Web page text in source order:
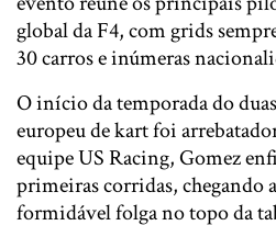
global da F4, com grids
30 carros e inúmeras
O início da temporada do
europeu de kart foi
equipe US Racing, Gomez
primeiras corridas, chegando
formidável folga no topo da